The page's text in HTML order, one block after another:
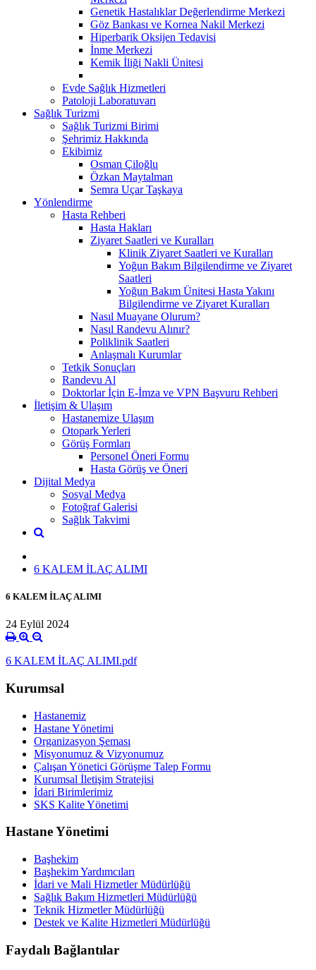
Genetik Hastalıklar Değerlendirme Merkezi
Göz Bankası ve Kornea Nakil Merkezi
Hiperbarik Oksijen Tedavisi
İnme Merkezi
Kemik İliği Nakli Ünitesi
Evde Sağlık Hizmetleri
Patoloji Laboratuvarı
Sağlık Turizmi
Sağlık Turizmi Birimi
Şehrimiz Hakkında
Ekibimiz
Osman Çiloğlu
Özkan Maytalman
Semra Uçar Taşkaya
Yönlendirme
Hasta Rehberi
Hasta Hakları
Ziyaret Saatleri ve Kuralları
Klinik Ziyaret Saatleri ve Kuralları
Yoğun Bakım Bilgilendirme ve Ziyaret
Saatleri
Yoğun Bakım Ünitesi Hasta Yakını
Bilgilendirme ve Ziyaret Kuralları
Nasıl Muayane Olurum?
Nasıl Randevu Alınır?
Poliklinik Saatleri
Anlaşmalı Kurumlar
Tetkik Sonuçları
Randevu Al
Doktorlar İçin E-İmza ve VPN Başvuru Rehberi
İletişim & Ulaşım
Hastanemize Ulaşım
Otopark Yerleri
Görüş Formları
Personel Öneri Formu
Hasta Görüş ve Öneri
Dijital Medya
Sosyal Medya
Fotoğraf Galerisi
Sağlık Takvimi
6 KALEM İLAÇ ALIMI
6 KALEM İLAÇ ALIMI
24 Eylül 2024
6 KALEM İLAÇ ALIMI.pdf
Kurumsal
Hastanemiz
Hastane Yönetimi
Organizasyon Şeması
Misyonumuz & Vizyonumuz
Çalışan Yönetici Görüşme Talep Formu
Kurumsal İletişim Stratejisi
İdari Birimlerimiz
SKS Kalite Yönetimi
Hastane Yönetimi
Başhekim
Başhekim Yardımcıları
İdari ve Mali Hizmetler Müdürlüğü
Sağlık Bakım Hizmetleri Müdürlüğü
Teknik Hizmetler Müdürlüğü
Destek ve Kalite Hizmetleri Müdürlüğü
Faydalı Bağlantılar